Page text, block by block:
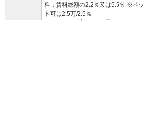
料：賃料総額の2.2％又は5.5％ ※ペッ
ト可は2.5万/2.5％
クリーニング費 80,000円